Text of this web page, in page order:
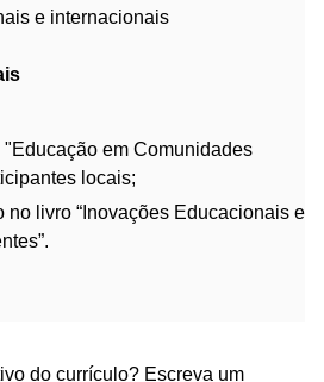
e internacionais
em Comunidades
locais;
no livro “Inovações Educacionais e
do currículo? Escreva um